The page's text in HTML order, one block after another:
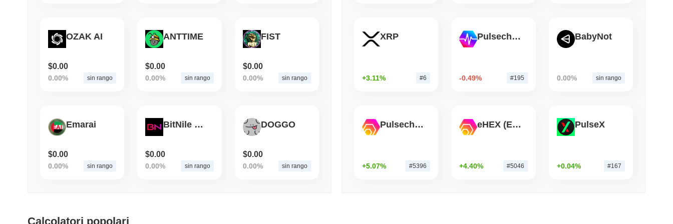
TOKENIZATION BANKS
Wells Fargo si unisce alla corsa bancaria per tokenizzare i depositi
OZAK AI
$0.00
0.00% sin rango
ANTTIME
$0.00
0.00% sin rango
FIST
$0.00
0.00% sin rango
Emarai
$0.00
0.00% sin rango
BitNile Coin
$0.00
0.00% sin rango
DOGGO
$0.00
0.00% sin rango
XRP
+3.11% #6
Pulsechain
-0.49% #195
BabyNot
0.00% sin rango
Pulsechain Bridged HEX (Pulsechain)
+5.07% #5396
eHEX (Ethereum)
+4.40% #5046
PulseX
+0.04% #167
Calcolatori popolari